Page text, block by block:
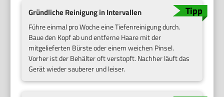
Gründliche Reinigung in Intervallen
Führe einmal pro Woche eine Tiefenreinigung durch.
Baue den Kopf ab und entferne Haare mit der
mitgelieferten Bürste oder einem weichen Pinsel.
Vorher ist der Behälter oft verstopft. Nachher läuft das
Gerät wieder sauberer und leiser.